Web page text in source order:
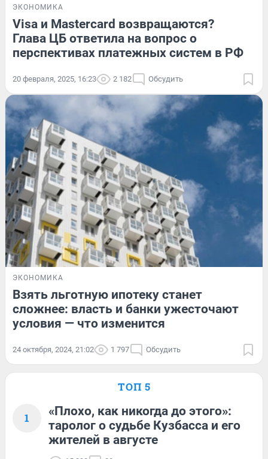
ЭКОНОМИКА
Visa и Mastercard возвращаются?
Глава ЦБ ответила на вопрос о
перспективах платежных систем в РФ
20 февраля, 2025, 16:23 2 182 Обсудить
ЭКОНОМИКА
Взять льготную ипотеку станет
сложнее: власть и банки ужесточают
условия — что изменится
24 октября, 2024, 21:02 1 797 Обсудить
ТОП 5
1
«Плохо, как никогда до этого»:
таролог о судьбе Кузбасса и его
жителей в августе